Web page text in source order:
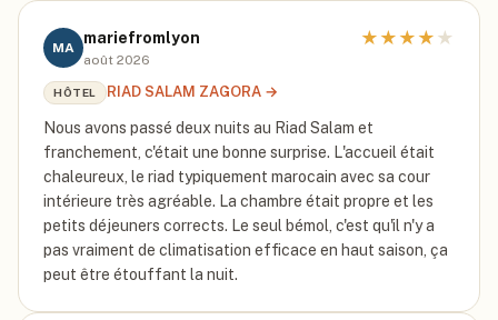
MA
mariefromlyon
août 2026
★ ★ ★ ★ ★
HÔTEL RIAD SALAM ZAGORA →
Nous avons passé deux nuits au Riad Salam et
franchement, c'était une bonne surprise. L'accueil était
chaleureux, le riad typiquement marocain avec sa cour
intérieure très agréable. La chambre était propre et les
petits déjeuners corrects. Le seul bémol, c'est qu'il n'y a
pas vraiment de climatisation efficace en haut saison, ça
peut être étouffant la nuit.